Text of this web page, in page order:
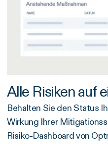
Alle Risiken auf
Behalten Sie den Status
Wirkung Ihrer
Risiko-Dashboard von